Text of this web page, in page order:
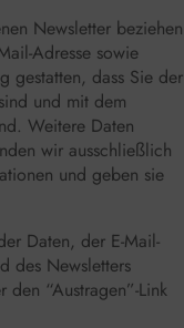
Newsletter beziehen
Adresse sowie
gestatten, dass Sie der
und mit dem
Weitere Daten
wir ausschließlich
und geben sie
Daten, der E-Mail-
des Newsletters
“Austragen”-Link